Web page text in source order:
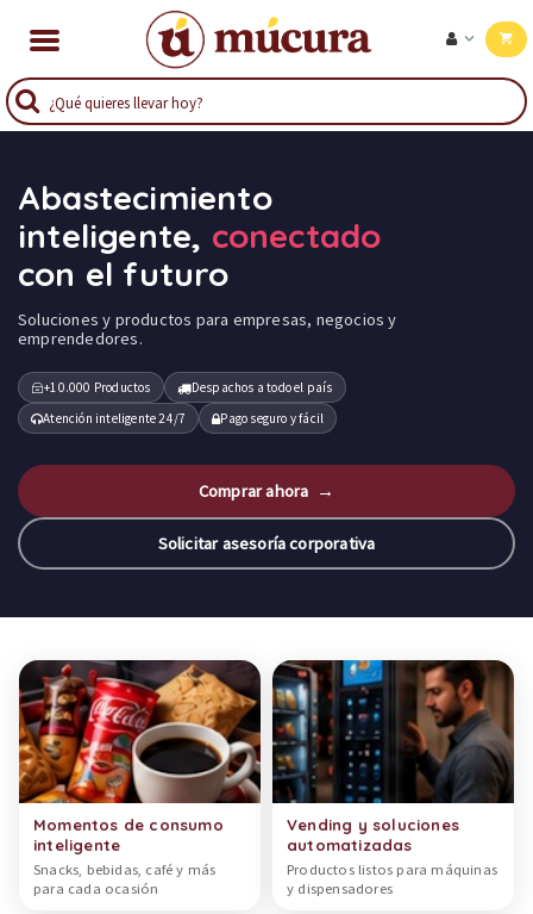
Abastecimiento
inteligente, conectado
con el futuro
Soluciones y productos para empresas, negocios y
emprendedores.
+10.000 Productos
Despachos a todo el país
Atención inteligente 24/7
Pago seguro y fácil
Comprar ahora →
Solicitar asesoría corporativa
Categorías de productos
Momentos de consumo
inteligente
Snacks, bebidas, café y más
para cada ocasión
Vending y soluciones
automatizadas
Productos listos para máquinas
y dispensadores